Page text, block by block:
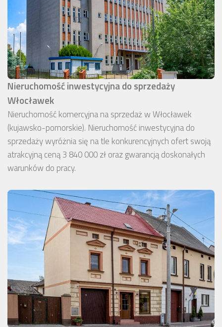
Nieruchomość inwestycyjna do sprzedaży
Włocławek
Nieruchomość komercyjna na sprzedaż w Włocławek
(kujawsko-pomorskie). Nieruchomość inwestycyjna do
sprzedaży wyróżnia się na tle konkurencyjnych ofert swoją
atrakcyjną ceną 3 840 000 zł oraz gwarancją doskonałych
warunków do pracy.